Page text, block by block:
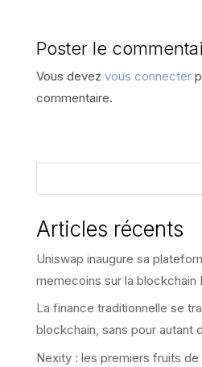
Poster le
Vous devez vous connecter
commentaire.
Articles récents
Uniswap inaugure sa
memecoins sur la blockchain
La finance traditionnelle se
blockchain, sans pour autant
Nexity : les premiers fruits